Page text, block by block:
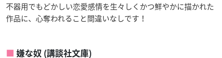
不器用でもどかしい恋愛感情を生々しくかつ鮮やかに描かれた
作品に、心奪われること間違いなしです！
嫌な奴 (講談社文庫)